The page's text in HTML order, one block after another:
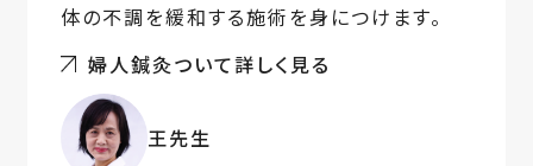
体の不調を緩和する施術を身につけます。
婦人鍼灸ついて詳しく見る
王先生